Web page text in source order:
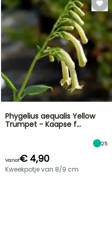
Phygelius aequalis Yellow
Trumpet - Kaapse f…
25
Vanaf€ 4,90
Kweekpotje van 8/9 cm